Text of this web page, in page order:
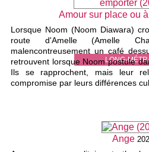
LONG-
Amour sur place ou
Lorsque Noom (Noom Diawara)
route d'Amelle (Amelle
malencontreusement un café
retrouvent lorsque Noom postule
Ils se rapprochent, mais leur
compromise par leurs différences
Ange